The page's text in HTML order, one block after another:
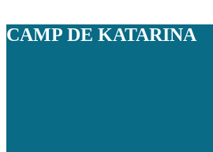
CAMP DE KATARINA